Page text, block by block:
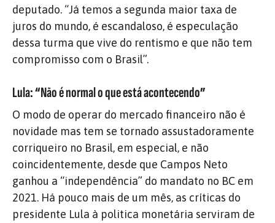
deputado. “Já temos a segunda maior taxa de
juros do mundo, é escandaloso, é especulação
dessa turma que vive do rentismo e que não tem
compromisso com o Brasil”.
Lula: “Não é normal o que está acontecendo”
O modo de operar do mercado financeiro não é
novidade mas tem se tornado assustadoramente
corriqueiro no Brasil, em especial, e não
coincidentemente, desde que Campos Neto
ganhou a “independência” do mandato no BC em
2021. Há pouco mais de um mês, as críticas do
presidente Lula à politica monetária serviram de